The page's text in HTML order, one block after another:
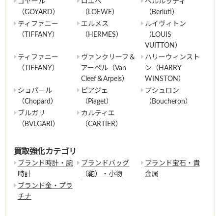
（GOYARD）
（LOEWE）
（Berluti）
ティファニー
（TIFFANY）
エルメス
（HERMES）
ルイヴィトン
（LOUIS
VUITTON）
ティファニー
（TIFFANY）
ヴァンクリーフ＆
アーペル（Van
Cleef＆Arpels）
ハリーウィンスト
ン（HARRY
WINSTON）
ショパール
（Chopard）
ピアジェ
（Piaget）
ブシュロン
（Boucheron）
ブルガリ
（BVLGARI）
カルティエ
（CARTIER）
買取強化カテゴリ
ブランド時計・腕
時計
ブランドバッグ
（鞄）・小物
ブランド宝石・貴
金属
ブランド金・プラ
チナ